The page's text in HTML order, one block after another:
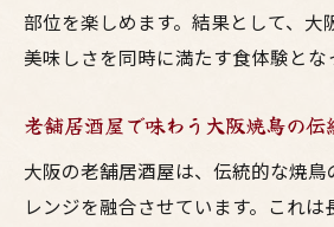
コスパ良く楽しむ大阪居
焼鳥大阪ランキングから
鳥料理と焼鳥で迷わない
択法
大阪で焼鳥と居酒屋文化を満
部位を楽しめます。結果として、大
美味しさを同時に満たす食体験とな
老舗居酒屋で味わう大阪焼鳥の伝
大阪の老舗居酒屋は、伝統的な焼
レンジを融合させています。これは